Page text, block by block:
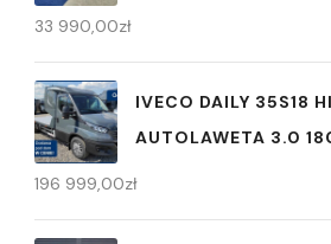
33 990,00zł
IVECO DAILY 35S18
AUTOLAWETA 3.0
196 999,00zł